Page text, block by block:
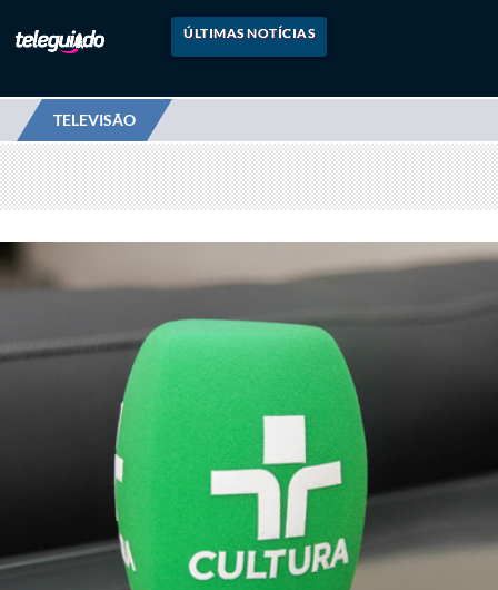
ÚLTIMAS NOTÍCIAS
TELEVISÃO